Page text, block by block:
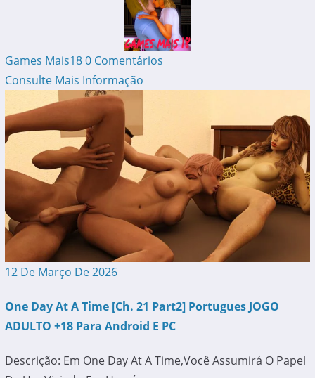
Games Mais180 Comentários
Consulte Mais Informação
12 De Março De 2026
One Day At A Time [Ch. 21 Part2] Portugues JOGO
ADULTO +18 Para Android E PC
Descrição: Em One Day At A Time,você Assumirá O Papel